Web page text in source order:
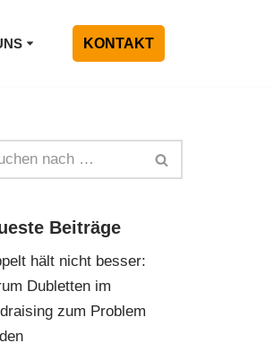
KONTAKT
Beiträge
hält nicht besser:
Dubletten im
zum Problem